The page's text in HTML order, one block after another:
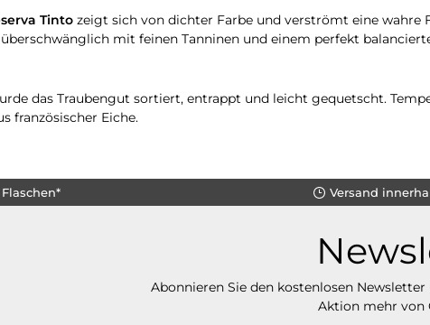
Tinto zeigt sich von dichter Farbe und verströmt eine
mit feinen Tanninen und einem perfekt
das Traubengut sortiert, entrappt und leicht gequetscht.
französischer Eiche.
Versand
Abonnieren Sie den kostenlosen
Aktion mehr von